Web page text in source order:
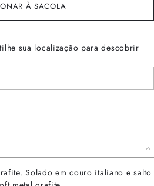
À SACOLA
sua localização para descobrir
Solado em couro italiano e salto